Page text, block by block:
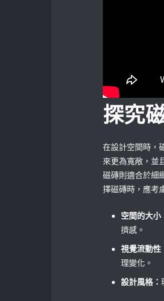
探究
在設計空間時，
來更為寬敞，並
磁磚則適合於細
擇磁磚時，應考
空間的大小
擠感。
視覺流動性
理變化。
設計風格：